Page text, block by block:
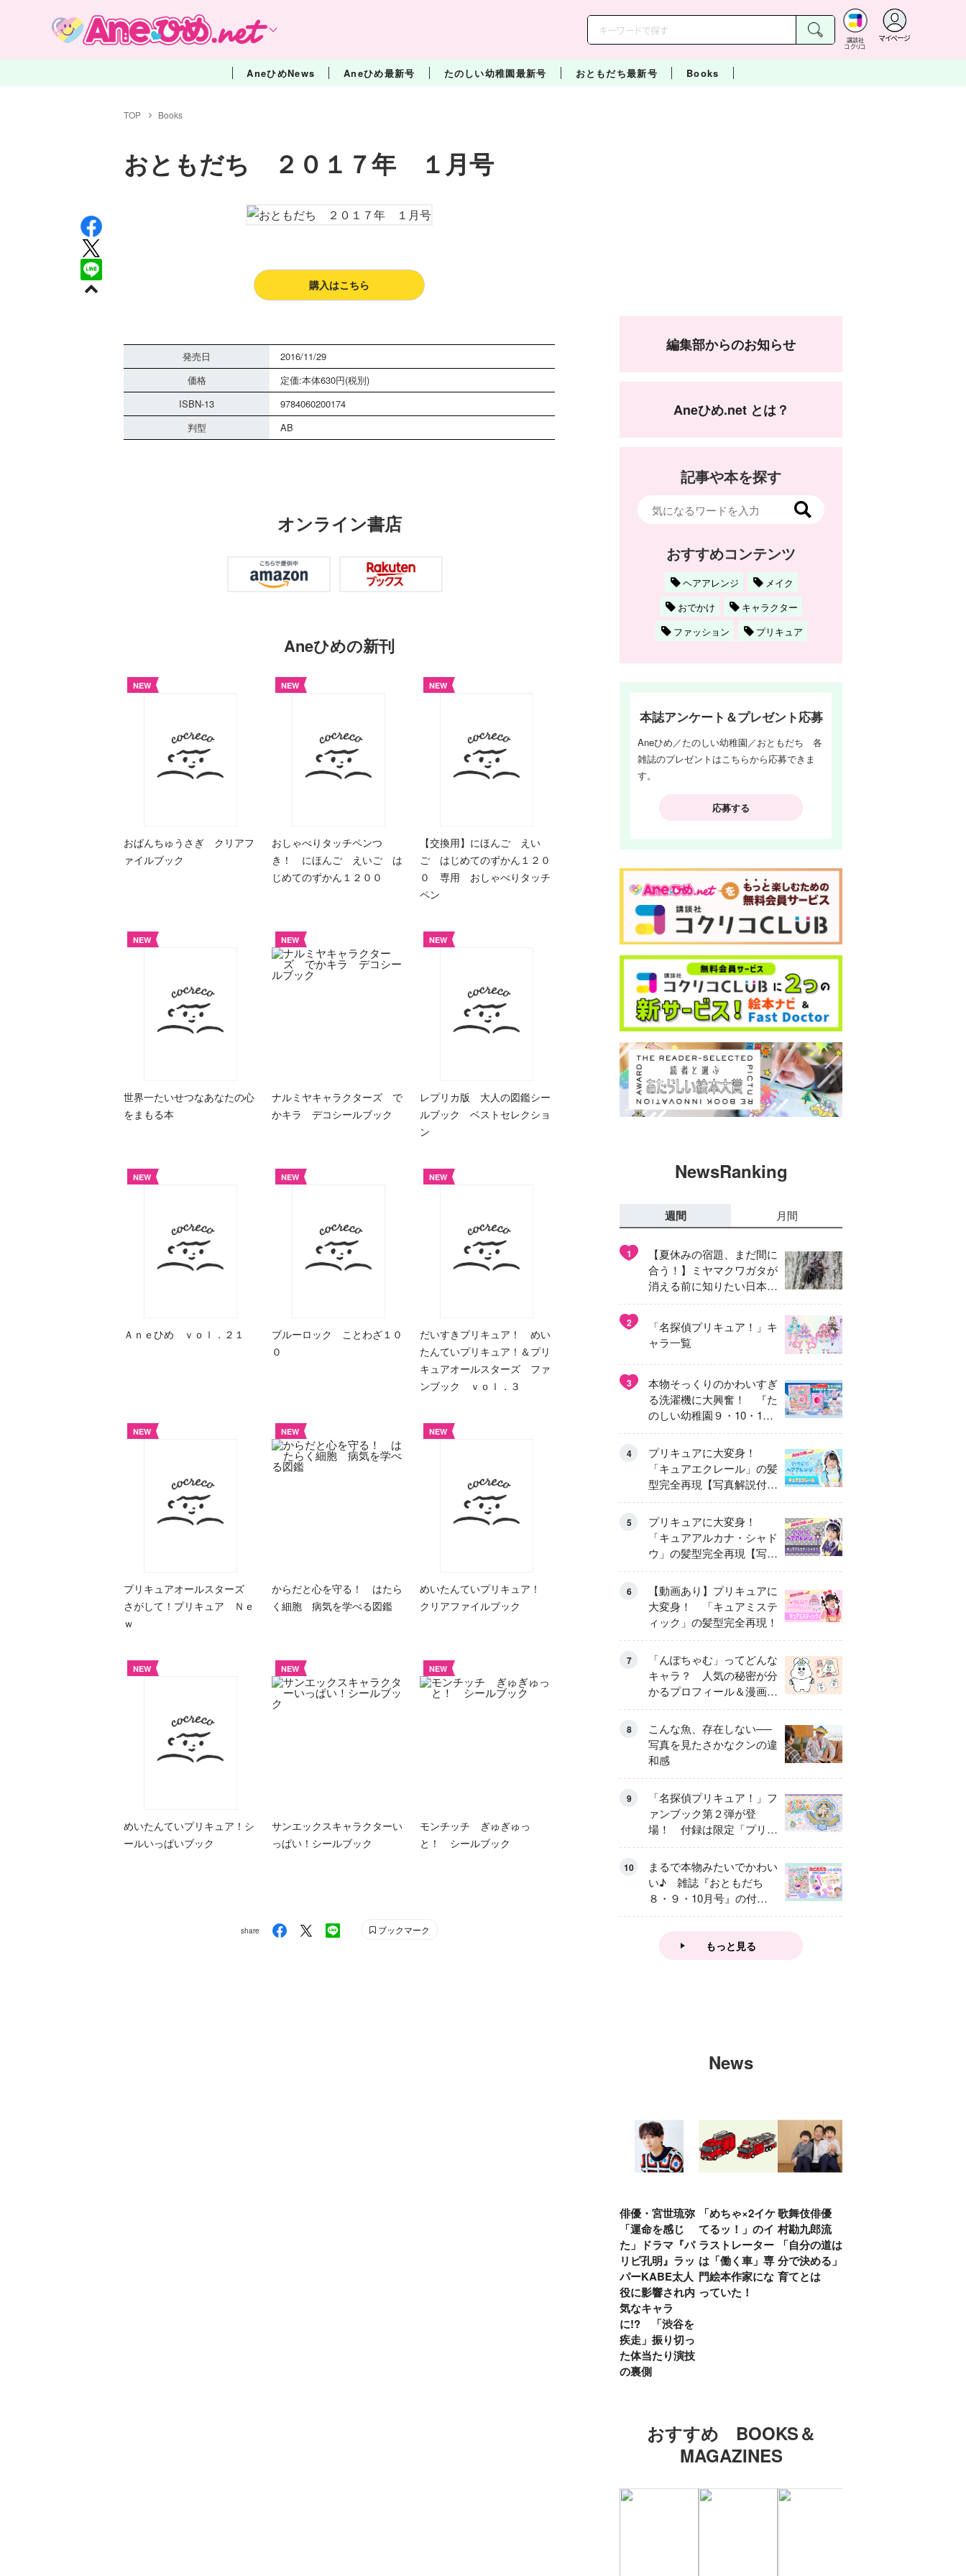
講談社
コクリコ
マイページ
AneひめNews Aneひめ最新号 たのしい幼稚園最新号 おともだち最新号 Books
TOP Books
おともだち ２０１７年 １月号
購入はこちら
発売日
2016/11/29
価格
定価:本体630円(税別)
ISBN-13
9784060200174
判型
AB
オンライン書店
Aneひめの新刊
NEW
おぱんちゅうさぎ クリアフ
ァイルブック
NEW
おしゃべりタッチペンつ
き！ にほんご えいご は
じめてのずかん１２００
NEW
【交換用】にほんご えい
ご はじめてのずかん１２０
０ 専用 おしゃべりタッチ
ペン
NEW
世界一たいせつなあなたの心
をまもる本
NEW
ナルミヤキャラクターズ で
かキラ デコシールブック
NEW
レプリカ版 大人の図鑑シー
ルブック ベストセレクショ
ン
NEW
Ａｎｅひめ ｖｏｌ．２１
NEW
ブルーロック ことわざ１０
０
NEW
だいすきプリキュア！ めい
たんていプリキュア！＆プリ
キュアオールスターズ ファ
ンブック ｖｏｌ．３
NEW
プリキュアオールスターズ
さがして！プリキュア Ｎｅ
ｗ
NEW
からだと心を守る！ はたら
く細胞 病気を学べる図鑑
NEW
めいたんていプリキュア！
クリアファイルブック
NEW
めいたんていプリキュア！シ
ールいっぱいブック
NEW
サンエックスキャラクターい
っぱい！シールブック
NEW
モンチッチ ぎゅぎゅっ
と！ シールブック
share ブックマーク
編集部からのお知らせ
Aneひめ.net とは？
記事や本を探す
おすすめコンテンツ
ヘアアレンジ
メイク
おでかけ
キャラクター
ファッション
プリキュア
本誌アンケート＆プレゼント応募
Aneひめ／たのしい幼稚園／おともだち 各
雑誌のプレゼントはこちらから応募できま
す。
応募する
NewsRanking
週間 月間
1
【夏休みの宿題、まだ間に
合う！】ミヤマクワガタが
消える前に知りたい日本の
異変
2
「名探偵プリキュア！」キ
ャラ一覧
3
本物そっくりのかわいすぎ
る洗濯機に大興奮！ 『た
のしい幼稚園９・10・11
月号』だけのオリジナル付
録「プリキュア くるくる
せんたくき」
4
プリキュアに大変身！
「キュアエクレール」の髪
型完全再現【写真解説付
き】
5
プリキュアに大変身！
「キュアアルカナ・シャド
ウ」の髪型完全再現【写真
解説付き】
6
【動画あり】プリキュアに
大変身！ 「キュアミステ
ィック」の髪型完全再現！
7
「んぽちゃむ」ってどんな
キャラ？ 人気の秘密が分
かるプロフィール＆漫画ま
とめ
8
こんな魚、存在しない──
写真を見たさかなクンの違
和感
9
「名探偵プリキュア！」フ
ァンブック第２弾が登
場！ 付録は限定「プリキ
ュアマコトジュエル キュ
アアルカナ・シャドウ ア
イスver.」 キュアエクレ
ールを大特集！
10
まるで本物みたいでかわい
い♪ 雑誌『おともだち
８・９・10月号』の付録
は『サーティワン アイス
もっと見る
News
俳優・宮世琉弥
「運命を感じ
た」ドラマ『パ
リピ孔明』ラッ
パーKABE太人
役に影響され内
気なキャラ
に!? 「渋谷を
疾走」振り切っ
た体当たり演技
の裏側
「めちゃ×2イケ
てるッ！」のイ
ラストレーター
は「働く車」専
門絵本作家にな
っていた！
歌舞伎俳優 中
村勘九郎流
「自分の道は自
分で決める」子
育てとは
おすすめ BOOKS＆
MAGAZINES